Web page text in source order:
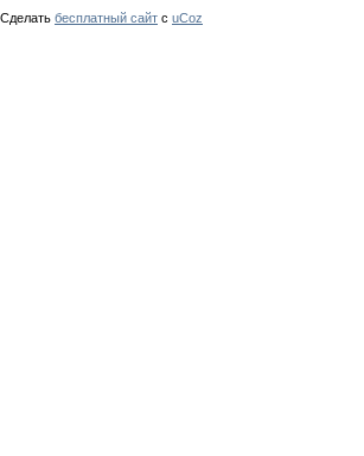
Сделать бесплатный сайт с uCoz